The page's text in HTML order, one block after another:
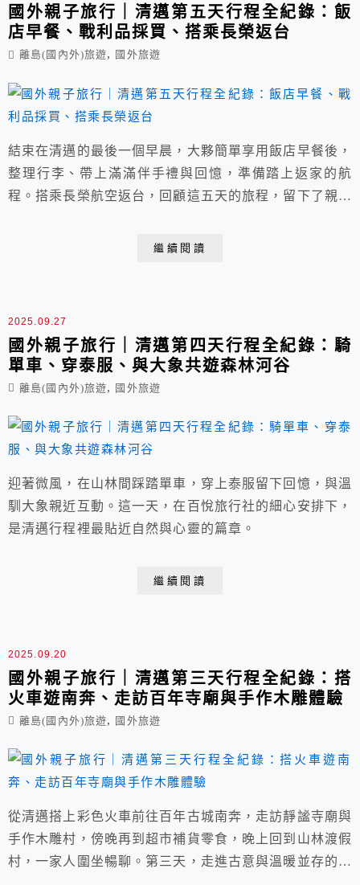
國外親子旅行｜清邁第五天行程全紀錄：飯
店早餐、戰利品採買、搭乘長榮返台
離島(國內外)旅遊, 國外旅遊
結束在清邁的最後一個早晨，大夥簡單享用飯店早餐後，
整理行李、帶上滿滿伴手禮與回憶，準備踏上返家的航
程。搭乘長榮航空返台，回顧這五天的旅程，留下了親子
繼續閱讀
2025.09.27
國外親子旅行｜清邁第四天行程全紀錄：騎
單車、穿泰服、與大象共遊森林河谷
離島(國內外)旅遊, 國外旅遊
迎著微風，在山林間踩踏單車，穿上泰服留下回憶，與溫
馴大象親近互動。這一天，在百悅旅行社的細心安排下，
是清邁行程裡最貼近自然與心靈的篇章。
繼續閱讀
2025.09.20
國外親子旅行｜清邁第三天行程全紀錄：搭
火車遊南奔、走訪百年寺廟與手作木雕體驗
離島(國內外)旅遊, 國外旅遊
從清邁搭上彩色火車前往百年古城南奔，走訪靜謐寺廟與
手作木雕村，傍晚再到超市補貨零食，晚上回到山林渡假
村，一家人圍坐暢聊。第三天，走進古意與溫暖並存的一